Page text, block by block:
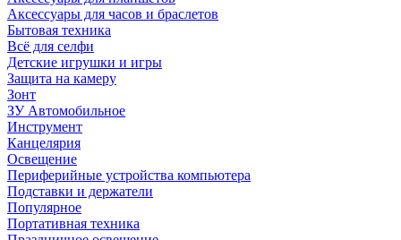
Аксессуары для часов и браслетов
Бытовая техника
Всё для селфи
Детские игрушки и игры
Защита на камеру
Зонт
ЗУ Автомобильное
Инструмент
Канцелярия
Освещение
Периферийные устройства компьютера
Подставки и держатели
Популярное
Портативная техника